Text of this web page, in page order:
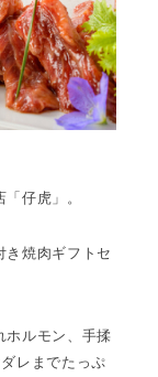
仔虎」。
き焼肉ギフトセ
ホルモン、手揉
レまでたっぷ